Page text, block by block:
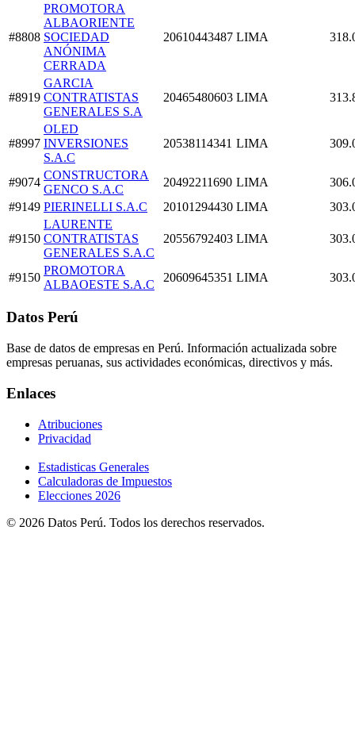
#8808
PROMOTORA
ALBAORIENTE
SOCIEDAD
ANÓNIMA
CERRADA
20610443487 LIMA
#8919
GARCIA
CONTRATISTAS
GENERALES S.A
20465480603 LIMA
#8997
OLED
INVERSIONES
S.A.C
20538114341 LIMA
#9074
CONSTRUCTORA
GENCO S.A.C
20492211690 LIMA
#9149 PIERINELLI S.A.C 20101294430 LIMA
#9150
LAURENTE
CONTRATISTAS
GENERALES S.A.C
20556792403 LIMA
#9150
PROMOTORA
ALBAOESTE S.A.C
20609645351 LIMA
Datos Perú
Base de datos de empresas en Perú. Información actualizada sobre
empresas peruanas, sus actividades económicas, directivos y más.
Enlaces
Atribuciones
Privacidad
Estadisticas Generales
Calculadoras de Impuestos
Elecciones 2026
© 2026 Datos Perú. Todos los derechos reservados.